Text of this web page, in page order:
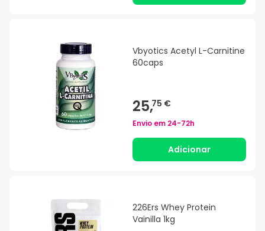
Vbyotics Acetyl L-Carnitine
60caps
25,75 €
Envio em 24-72h
Adicionar
226Ers Whey Protein
Vainilla 1kg